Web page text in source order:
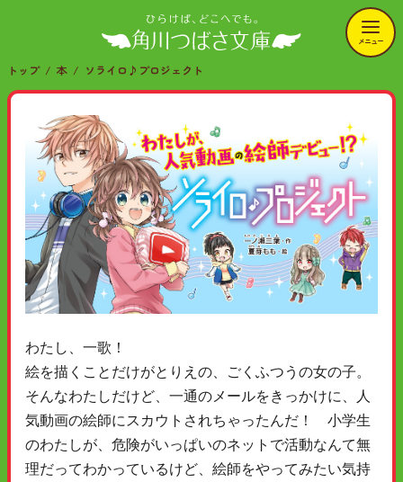
メニュー
トップ 本 ソライロ♪プロジェクト
わたし、一歌！
絵を描くことだけがとりえの、ごくふつうの女の子。
そんなわたしだけど、一通のメールをきっかけに、人
気動画の絵師にスカウトされちゃったんだ！ 小学生
のわたしが、危険がいっぱいのネットで活動なんて無
理だってわかっているけど、絵師をやってみたい気持